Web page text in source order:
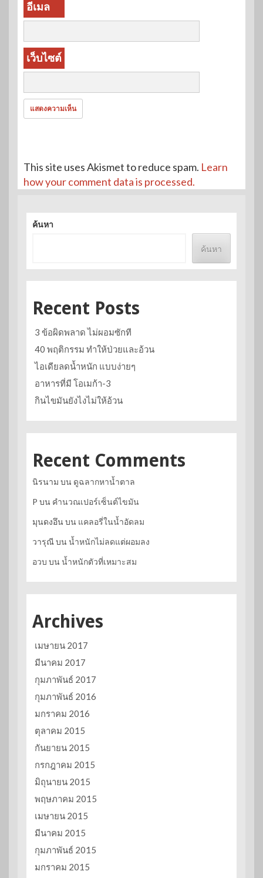
อีเมล
เว็บไซต์
This site uses Akismet to reduce spam. Learn
how your comment data is processed.
ค้นหา
ค้นหา
Recent Posts
3 ข้อผิดพลาด ไม่ผอมซักที
40 พฤติกรรม ทำให้ป่วยและอ้วน
ไอเดียลดน้ำหนัก แบบง่ายๆ
อาหารที่มี โอเมก้า-3
กินไขมันยังไงไม่ให้อ้วน
Recent Comments
นิรนาม บน ดูฉลากหาน้ำตาล
P บน คำนวณเปอร์เซ็นต์ไขมัน
มุนดงอึน บน แคลอรี่ในน้ำอัดลม
วารุณีบน น้ำหนักไม่ลดแต่ผอมลง
อวบ บน น้ำหนักตัวที่เหมาะสม
Archives
เมษายน 2017
มีนาคม 2017
กุมภาพันธ์ 2017
กุมภาพันธ์ 2016
มกราคม 2016
ตุลาคม 2015
กันยายน 2015
กรกฎาคม 2015
มิถุนายน 2015
พฤษภาคม 2015
เมษายน 2015
มีนาคม 2015
กุมภาพันธ์ 2015
มกราคม 2015